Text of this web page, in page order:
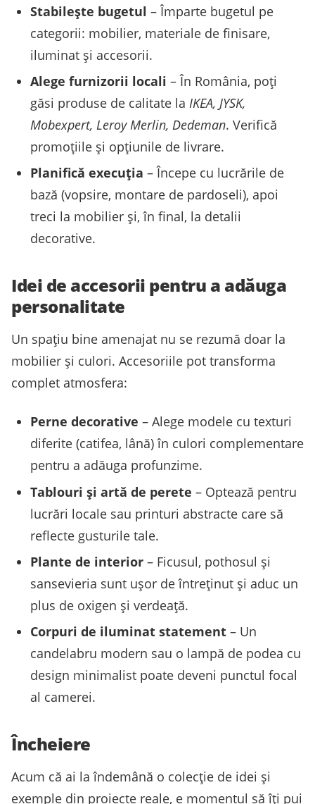
Stabilește bugetul – Împarte bugetul pe
categorii: mobilier, materiale de finisare,
iluminat și accesorii.
Alege furnizorii locali – În România, poți
găsi produse de calitate la IKEA, JYSK,
Mobexpert, Leroy Merlin, Dedeman. Verifică
promoțiile și opțiunile de livrare.
Planifică execuția – Începe cu lucrările de
bază (vopsire, montare de pardoseli), apoi
treci la mobilier și, în final, la detalii
decorative.
Idei de accesorii pentru a adăuga
personalitate
Un spațiu bine amenajat nu se rezumă doar la
mobilier și culori. Accesoriile pot transforma
complet atmosfera:
Perne decorative – Alege modele cu texturi
diferite (catifea, lână) în culori complementare
pentru a adăuga profunzime.
Tablouri și artă de perete – Optează pentru
lucrări locale sau printuri abstracte care să
reflecte gusturile tale.
Plante de interior – Ficusul, pothosul și
sansevieria sunt ușor de întreținut și aduc un
plus de oxigen și verdeață.
Corpuri de iluminat statement – Un
candelabru modern sau o lampă de podea cu
design minimalist poate deveni punctul focal
al camerei.
Încheiere
Acum că ai la îndemână o colecție de idei și
exemple din proiecte reale, e momentul să îți pui